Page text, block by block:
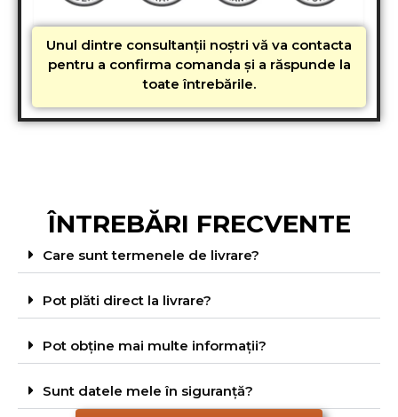
Unul dintre consultanții noștri vă va contacta
pentru a confirma comanda și a răspunde la
toate întrebările.
ÎNTREBĂRI FRECVENTE
Care sunt termenele de livrare?
Pot plăti direct la livrare?
Pot obține mai multe informații?
Sunt datele mele în siguranță?